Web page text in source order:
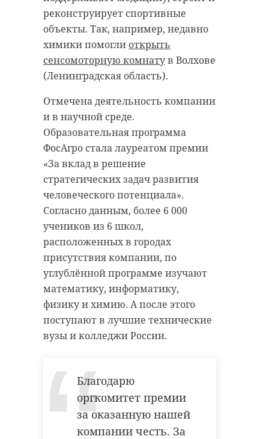
реконструирует спортивные
объекты. Так, например, недавно
химики помогли открыть
сенсомоторную комнатув Волхове
(Ленинградская область).
Отмечена деятельность компании
и в научной среде.
Образовательная программа
ФосАгро стала лауреатом премии
«За вклад в решение
стратегических задач развития
человеческого потенциала».
Согласно данным, более 6 000
учеников из 6 школ,
расположенных в городах
присутствия компании, по
углублённой программе изучают
математику, информатику,
физику и химию. А после этого
поступают в лучшие технические
вузы и колледжи России.
Благодарю
оргкомитет премии
за оказанную нашей
компании честь. За